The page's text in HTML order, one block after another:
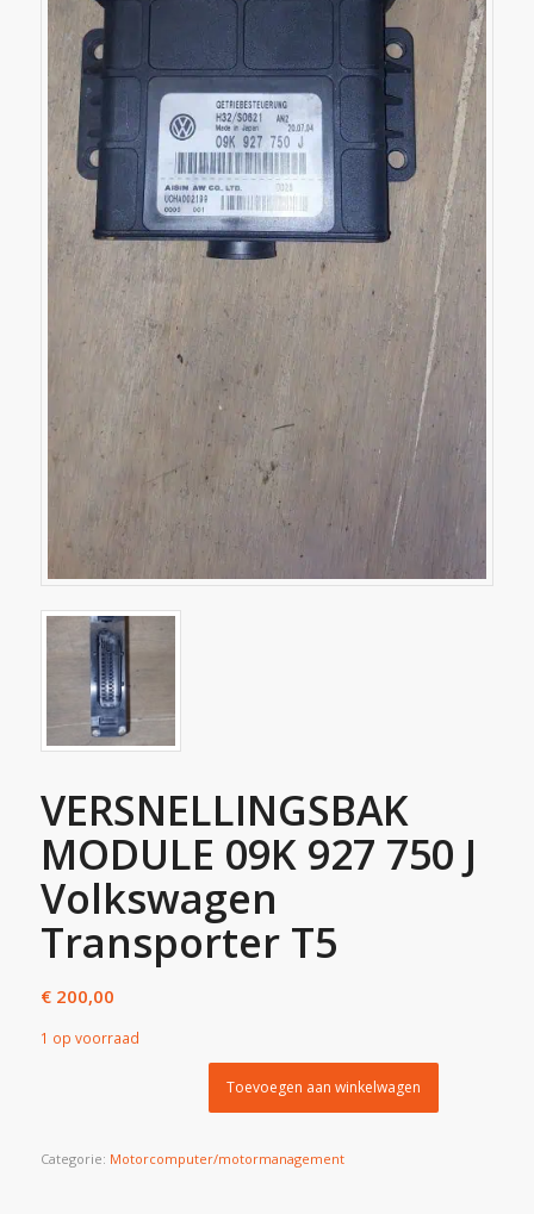
VERSNELLINGSBAK
MODULE 09K 927 750 J
Volkswagen
Transporter T5
€200,00
1 op voorraad
Toevoegen aan winkelwagen
Categorie: Motorcomputer/motormanagement